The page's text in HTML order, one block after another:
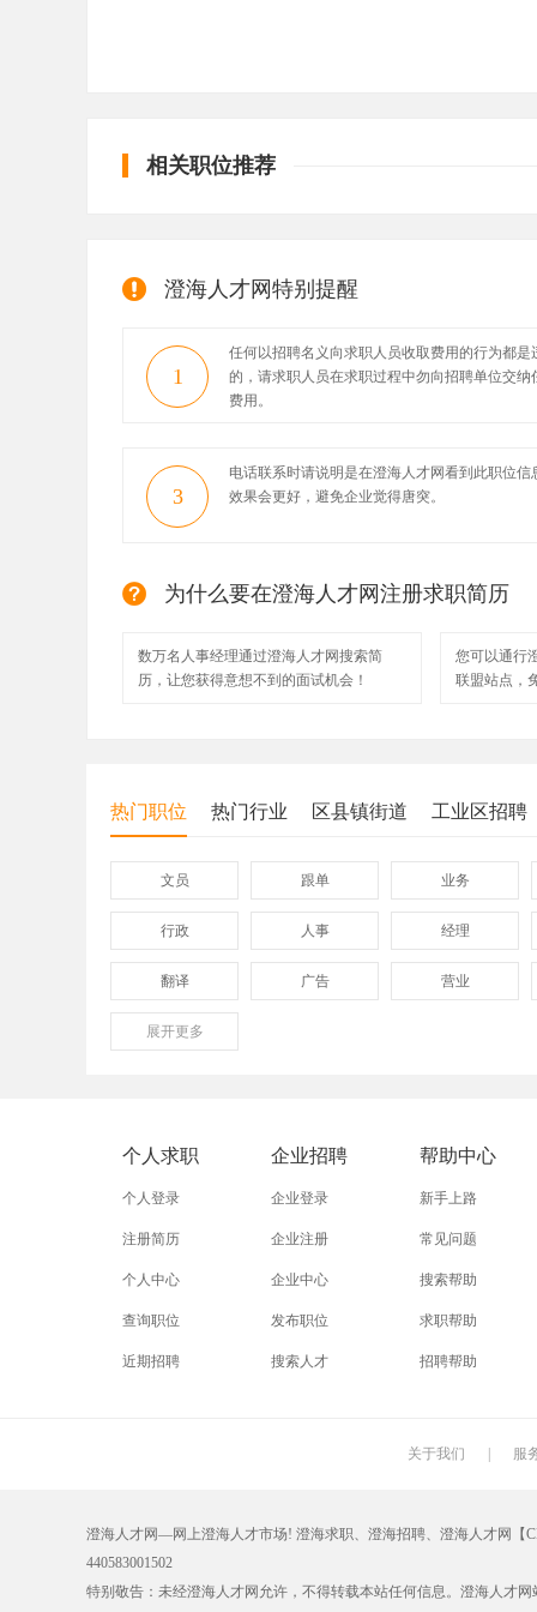
相关职位推荐
澄海人才网特别提醒
1
任何以招聘名义向求职人员收取费用的行为都是
的，请求职人员在求职过程中勿向招聘单位交纳
费用。
3
电话联系时请说明是在澄海人才网看到此职位信
效果会更好，避免企业觉得唐突。
为什么要在澄海人才网注册求职简历
数万名人事经理通过澄海人才网搜索简
历，让您获得意想不到的面试机会！
您可以通行
联盟站点，
热门职位 热门行业 区县镇街道 工业区招聘
文员 跟单 业务
行政 人事 经理
翻译 广告 营业
保险
展开更多
个人求职
个人登录
注册简历
个人中心
查询职位
近期招聘
企业招聘
企业登录
企业注册
企业中心
发布职位
搜索人才
帮助中心
新手上路
常见问题
搜索帮助
求职帮助
招聘帮助
关于我们 服
澄海人才网—网上澄海人才市场! 澄海求职、澄海招聘、澄海人才网【
440583001502
特别敬告：未经澄海人才网允许，不得转载本站任何信息。澄海人